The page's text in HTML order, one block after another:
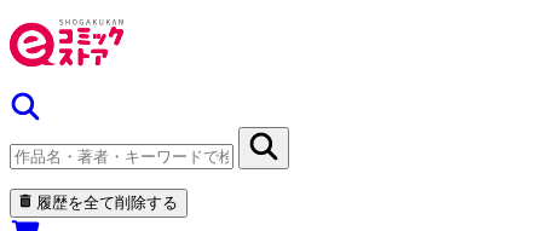
履歴を全て削除する